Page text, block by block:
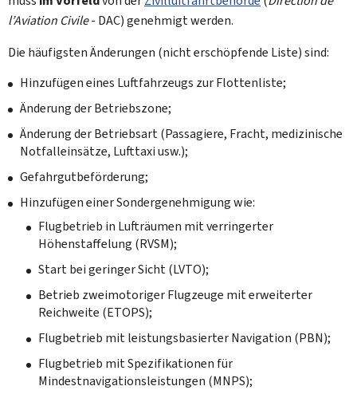
l’Aviation Civile- DAC) genehmigt werden.
Die häufigsten Änderungen (nicht erschöpfende Liste) sind:
Hinzufügen eines Luftfahrzeugs zur Flottenliste;
Änderung der Betriebszone;
Änderung der Betriebsart (Passagiere, Fracht, medizinische
Notfalleinsätze, Lufttaxi usw.);
Gefahrgutbeförderung;
Hinzufügen einer Sondergenehmigung wie:
Flugbetrieb in Lufträumen mit verringerter
Höhenstaffelung (RVSM);
Start bei geringer Sicht (LVTO);
Betrieb zweimotoriger Flugzeuge mit erweiterter
Reichweite (ETOPS);
Flugbetrieb mit leistungsbasierter Navigation (PBN);
Flugbetrieb mit Spezifikationen für
Mindestnavigationsleistungen (MNPS);